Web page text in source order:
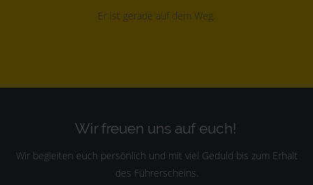
Er ist gerade auf dem Weg.
Wir freuen uns auf euch!
Wir begleiten euch persönlich und mit viel Geduld bis zum Erhalt
des Führerscheins.